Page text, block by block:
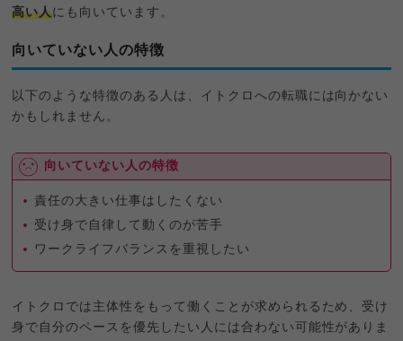
高い人にも向いています。
向いていない人の特徴
以下のような特徴のある人は、イトクロへの転職には向かない
かもしれません。
向いていない人の特徴
責任の大きい仕事はしたくない
受け身で自律して動くのが苦手
ワークライフバランスを重視したい
イトクロでは主体性をもって働くことが求められるため、受け
身で自分のペースを優先したい人には合わない可能性がありま